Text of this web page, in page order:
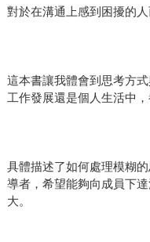
對於在溝通上感到困擾的
這本書讓我體會到思考方
工作發展還是個人生活中，
具體描述了如何處理模糊
導者，希望能夠向成員下
大。